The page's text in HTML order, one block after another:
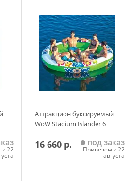
к 22
Аттракцион буксируемый
WoW Stadium Islander 6
16 660 р. под заказ
Привезем к 22
августа